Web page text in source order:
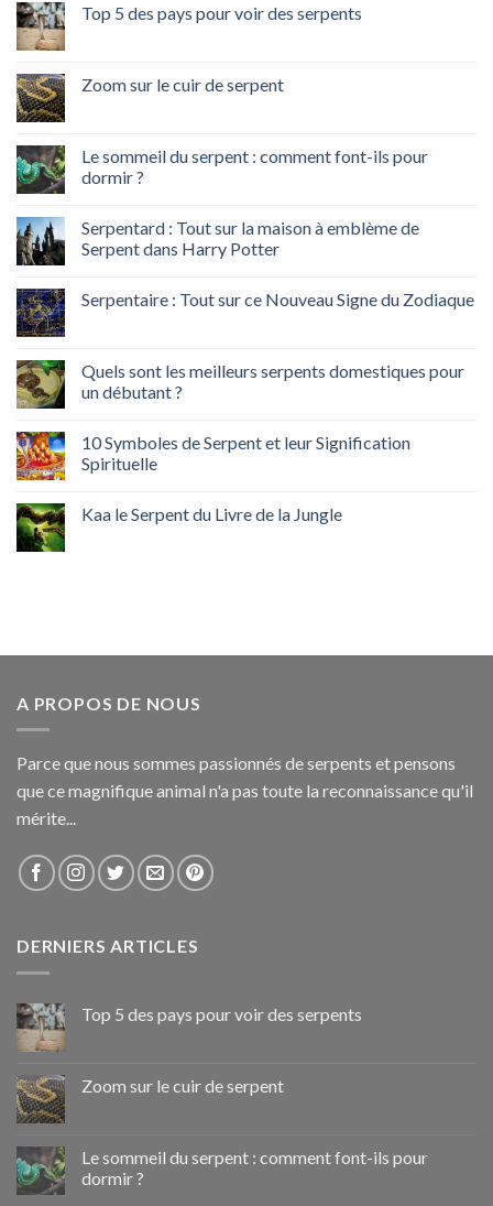
Top 5 des pays pour voir des serpents
Zoom sur le cuir de serpent
Le sommeil du serpent : comment font-ils pour
dormir ?
Serpentard : Tout sur la maison à emblème de
Serpent dans Harry Potter
Serpentaire : Tout sur ce Nouveau Signe du Zodiaque
Quels sont les meilleurs serpents domestiques pour
un débutant ?
10 Symboles de Serpent et leur Signification
Spirituelle
Kaa le Serpent du Livre de la Jungle
A PROPOS DE NOUS
Parce que nous sommes passionnés de serpents et pensons
que ce magnifique animal n'a pas toute la reconnaissance qu'il
mérite...
DERNIERS ARTICLES
Top 5 des pays pour voir des serpents
Zoom sur le cuir de serpent
Le sommeil du serpent : comment font-ils pour
dormir ?